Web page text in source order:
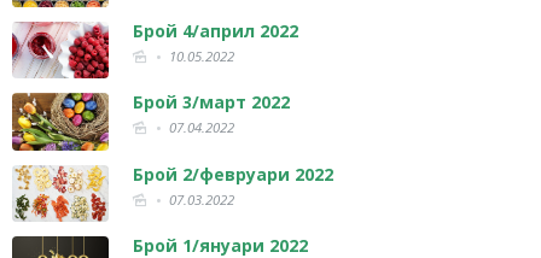
Брой 4/април 2022
10.05.2022
Брой 3/март 2022
07.04.2022
Брой 2/февруари 2022
07.03.2022
Брой 1/януари 2022